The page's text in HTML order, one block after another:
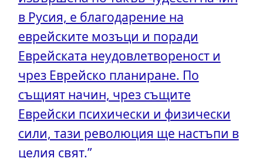
в Русия, е благодарение на
еврейските мозъци и поради
Еврейската неудовлетвореност и
чрез Еврейско планиране. По
същият начин, чрез същите
Еврейски психически и физически
сили, тази революция ще настъпи в
целия свят.”